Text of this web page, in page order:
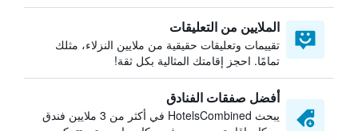
الملايين من التعليقات
تقييمات وتعليقات حقيقية من ملايين النزلاء، مثلك
تمامًا. احجز إقامتك المثالية بكل ثقة!
أفضل صفقات الفنادق
يبحث HotelsCombined في أكثر من 3 ملايين فندق